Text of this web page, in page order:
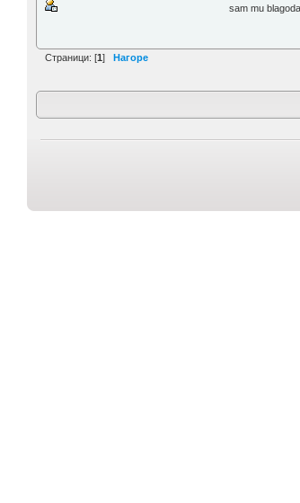
sam mu
Страници: [1] Нагоре